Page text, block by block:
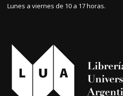
Lunes a viernes de 10 a 17 horas.